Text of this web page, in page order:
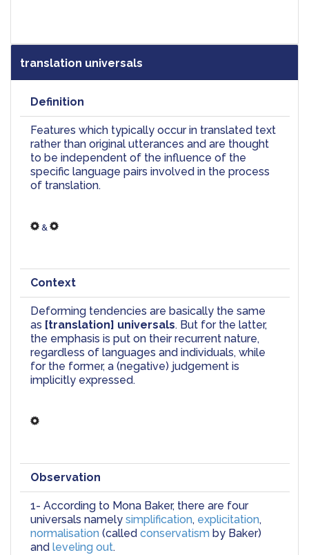
translation universals
Definition
Features which typically occur in translated text
rather than original utterances and are thought
to be independent of the influence of the
specific language pairs involved in the process
of translation.
&
Context
Deforming tendencies are basically the same
as [translation] universals. But for the latter,
the emphasis is put on their recurrent nature,
regardless of languages and individuals, while
for the former, a (negative) judgement is
implicitly expressed.
Observation
1- According to Mona Baker, there are four
universals namely simplification, explicitation,
normalisation (called conservatism by Baker)
and leveling out.